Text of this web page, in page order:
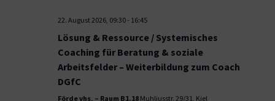
22. August 2026, 09:30- 16:45
Lösung & Ressource / Systemisches
Coaching für Beratung & soziale
Arbeitsfelder – Weiterbildung zum Coach
DGfC
Förde vhs, – Raum B1.18 Muhliusstr. 29/31, Kiel